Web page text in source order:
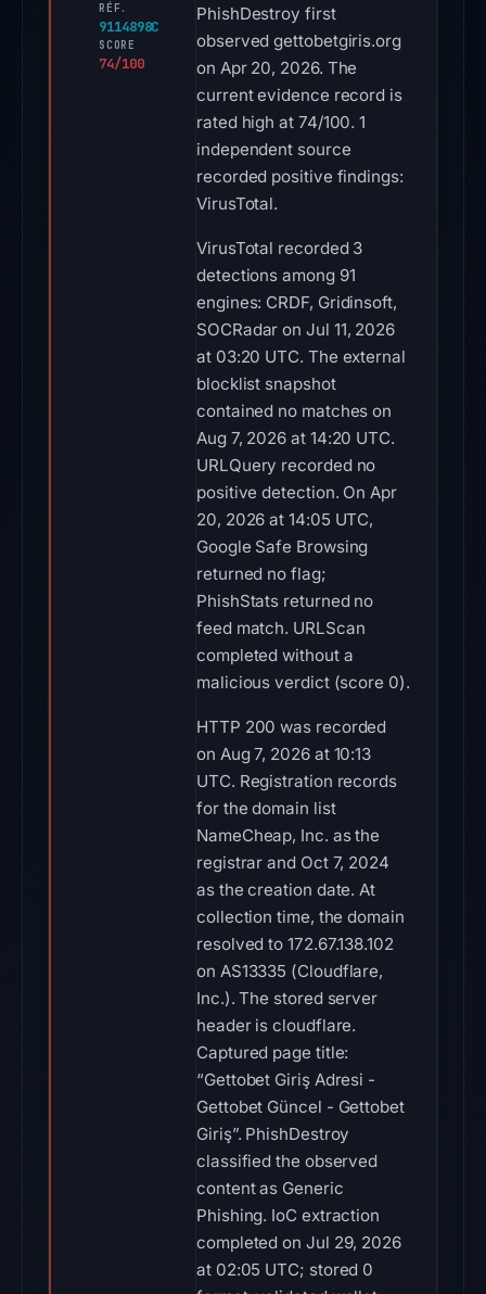
RÉF.
9114898C
SCORE
74/100
PhishDestroy first
observed gettobetgiris.org
on Apr 20, 2026. The
current evidence record is
rated high at 74/100. 1
independent source
recorded positive findings:
VirusTotal.
VirusTotal recorded 3
detections among 91
engines: CRDF, Gridinsoft,
SOCRadar on Jul 11, 2026
at 03:20 UTC. The external
blocklist snapshot
contained no matches on
Aug 7, 2026 at 14:20 UTC.
URLQuery recorded no
positive detection. On Apr
20, 2026 at 14:05 UTC,
Google Safe Browsing
returned no flag;
PhishStats returned no
feed match. URLScan
completed without a
malicious verdict (score 0).
HTTP 200 was recorded
on Aug 7, 2026 at 10:13
UTC. Registration records
for the domain list
NameCheap, Inc. as the
registrar and Oct 7, 2024
as the creation date. At
collection time, the domain
resolved to 172.67.138.102
on AS13335 (Cloudflare,
Inc.). The stored server
header is cloudflare.
Captured page title:
“Gettobet Giriş Adresi -
Gettobet Güncel - Gettobet
Giriş”. PhishDestroy
classified the observed
content as Generic
Phishing. IoC extraction
completed on Jul 29, 2026
at 02:05 UTC; stored 0